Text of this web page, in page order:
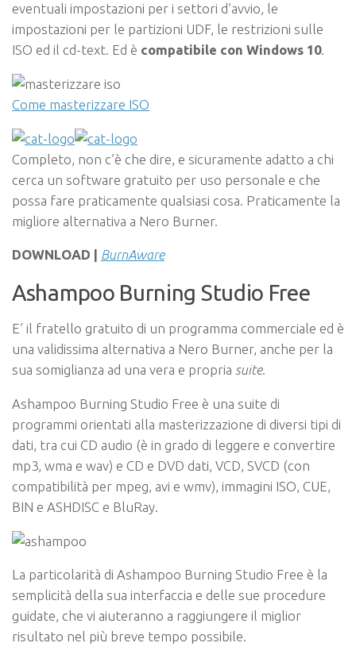
eventuali impostazioni per i settori d’avvio, le
impostazioni per le partizioni UDF, le restrizioni sulle
ISO ed il cd-text. Ed è compatibile con Windows 10.
Come masterizzare ISO
Completo, non c’è che dire, e sicuramente adatto a chi
cerca un software gratuito per uso personale e che
possa fare praticamente qualsiasi cosa. Praticamente la
migliore alternativa a Nero Burner.
DOWNLOAD | BurnAware
Ashampoo Burning Studio Free
E’ il fratello gratuito di un programma commerciale ed è
una validissima alternativa a Nero Burner, anche per la
sua somiglianza ad una vera e propria suite.
Ashampoo Burning Studio Free è una suite di
programmi orientati alla masterizzazione di diversi tipi di
dati, tra cui CD audio (è in grado di leggere e convertire
mp3, wma e wav) e CD e DVD dati, VCD, SVCD (con
compatibilità per mpeg, avi e wmv), immagini ISO, CUE,
BIN e ASHDISC e BluRay.
La particolarità di Ashampoo Burning Studio Free è la
semplicità della sua interfaccia e delle sue procedure
guidate, che vi aiuteranno a raggiungere il miglior
risultato nel più breve tempo possibile.